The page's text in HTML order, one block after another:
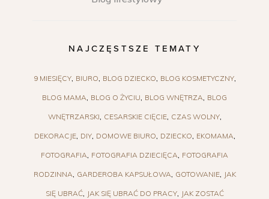
NAJCZĘSTSZE TEMATY
9 MIESIĘCY BIURO BLOG DZIECKO BLOG KOSMETYCZNY
BLOG MAMA BLOG O ŻYCIU BLOG WNĘTRZA BLOG
WNĘTRZARSKI CESARSKIE CIĘCIE CZAS WOLNY
DEKORACJE DIY DOMOWE BIURO DZIECKO EKOMAMA
FOTOGRAFIA FOTOGRAFIA DZIECIĘCA FOTOGRAFIA
RODZINNA GARDEROBA KAPSUŁOWA GOTOWANIE JAK
SIĘ UBRAĆ JAK SIĘ UBRAĆ DO PRACY JAK ZOSTAĆ